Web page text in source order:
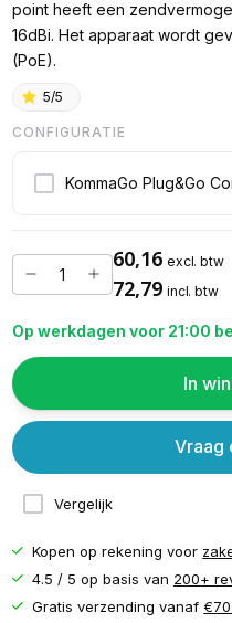
point heeft een
16dBi. Het apparaat wordt
(PoE).
5/5
CONFIGURATIE
KommaGo Plug&Go
60,16 excl. btw
72,79 incl. btw
Op werkdagen voor 21:00
In
Vergelijk
Vraag
Kopen op rekening voor
4.5 / 5 op basis van 200+
Gratis verzending vanaf